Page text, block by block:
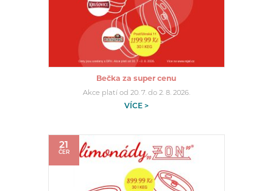
Bečka za super cenu
Akce platí od 20. 7. do 2. 8. 2026.
VÍCE >
21
ČER